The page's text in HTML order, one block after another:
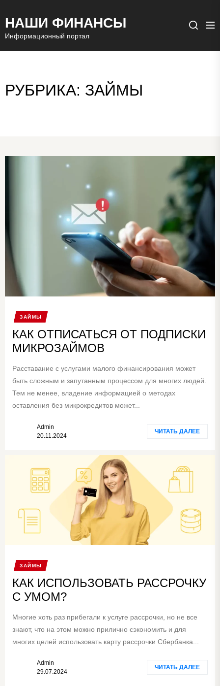
НАШИ ФИНАНСЫ
Информационный портал
Поиск
РУБРИКА: ЗАЙМЫ
ЗАЙМЫ
КАК ОТПИСАТЬСЯ ОТ ПОДПИСКИ
МИКРОЗАЙМОВ
Расставание с услугами малого финансирования может
быть сложным и запутанным процессом для многих людей.
Тем не менее, владение информацией о методах
оставления без микрокредитов может...
Admin
20.11.2024
ЧИТАТЬ ДАЛЕЕ
ЗАЙМЫ
КАК ИСПОЛЬЗОВАТЬ РАССРОЧКУ
С УМОМ?
Многие хоть раз прибегали к услуге рассрочки, но не все
знают, что на этом можно прилично сэкономить и для
многих целей использовать карту рассрочки Сбербанка...
Admin
29.07.2024
ЧИТАТЬ ДАЛЕЕ